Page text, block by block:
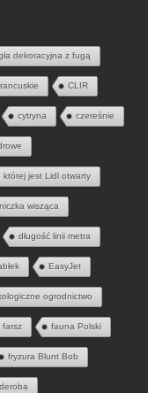
dekoracyjna z fugą
CLIR
cytryna czereśnie
której jest Lidl otwarty
wisząca
długość linii metra
EasyJet
ogrodnictwo
farsz fauna Polski
fryzura Blunt Bob